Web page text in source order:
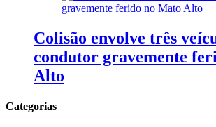
Colisão envolve três
condutor gravemente
Alto
Categorias